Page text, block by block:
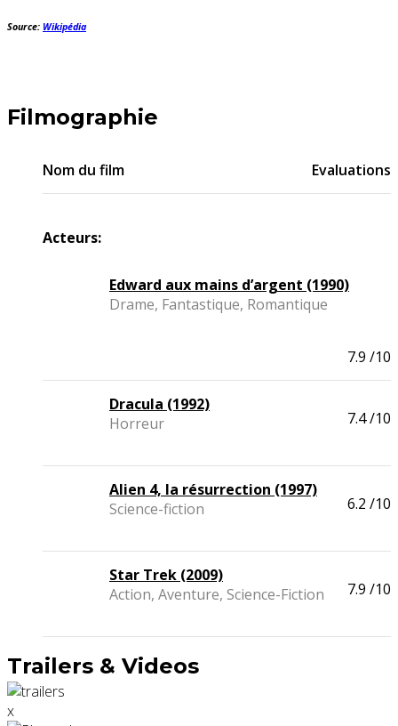
Source: Wikipédia
Filmographie
Nom du film Evaluations
Acteurs:
Edward aux mains d’argent (1990)
Drame, Fantastique, Romantique
7.9 /10
Dracula (1992)
Horreur
7.4/10
Alien 4, la résurrection (1997)
Science-fiction
6.2 /10
Star Trek (2009)
Action, Aventure, Science-Fiction
7.9 /10
Trailers & Videos
x